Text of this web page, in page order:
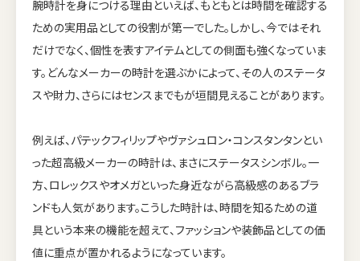
腕時計を身につける理由といえば、もともとは時間を確認する
ための実用品としての役割が第一でした。しかし、今ではそれ
だけでなく、個性を表すアイテムとしての側面も強くなっていま
す。どんなメーカーの時計を選ぶかによって、その人のステータ
スや財力、さらにはセンスまでもが垣間見えることがあります。
例えば、パテックフィリップやヴァシュロン・コンスタンタンとい
った超高級メーカーの時計は、まさにステータスシンボル。一
方、ロレックスやオメガといった身近ながら高級感のあるブラ
ンドも人気があります。こうした時計は、時間を知るための道
具という本来の機能を超えて、ファッションや装飾品としての価
値に重点が置かれるようになっています。